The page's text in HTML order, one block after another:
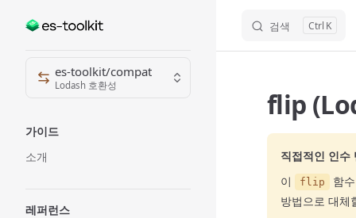
Skip to content 검색 K
Sidebar Navigation
es-toolkit/compat
Lodash 호환성
가이드
소개
레퍼런스
flip
직접적인 인수
이
flip
함
방법으로 대체